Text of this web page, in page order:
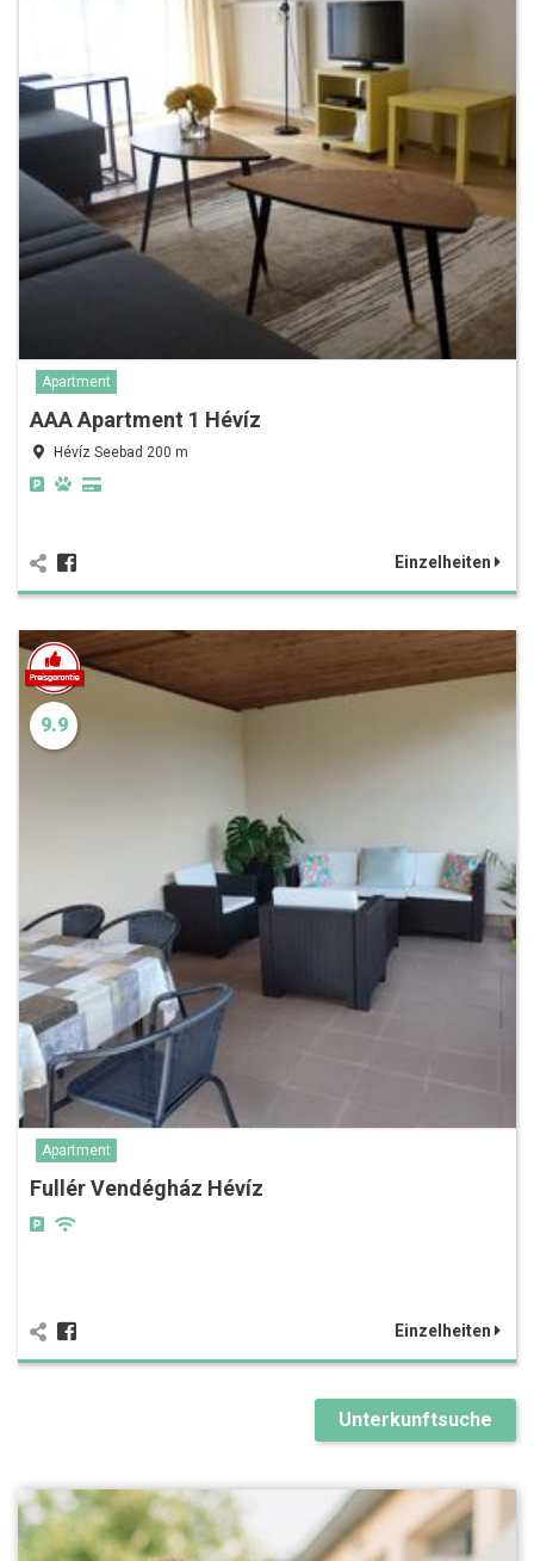
Apartment
AAA Apartment 1 Hévíz
Hévíz Seebad 200 m
Einzelheiten
9.9
Apartment
Fullér Vendégház Hévíz
Einzelheiten
Unterkunftsuche